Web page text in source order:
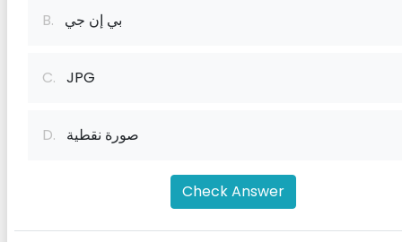
B. بي إن جي
C. JPG
D. صورة نقطية
Check Answer